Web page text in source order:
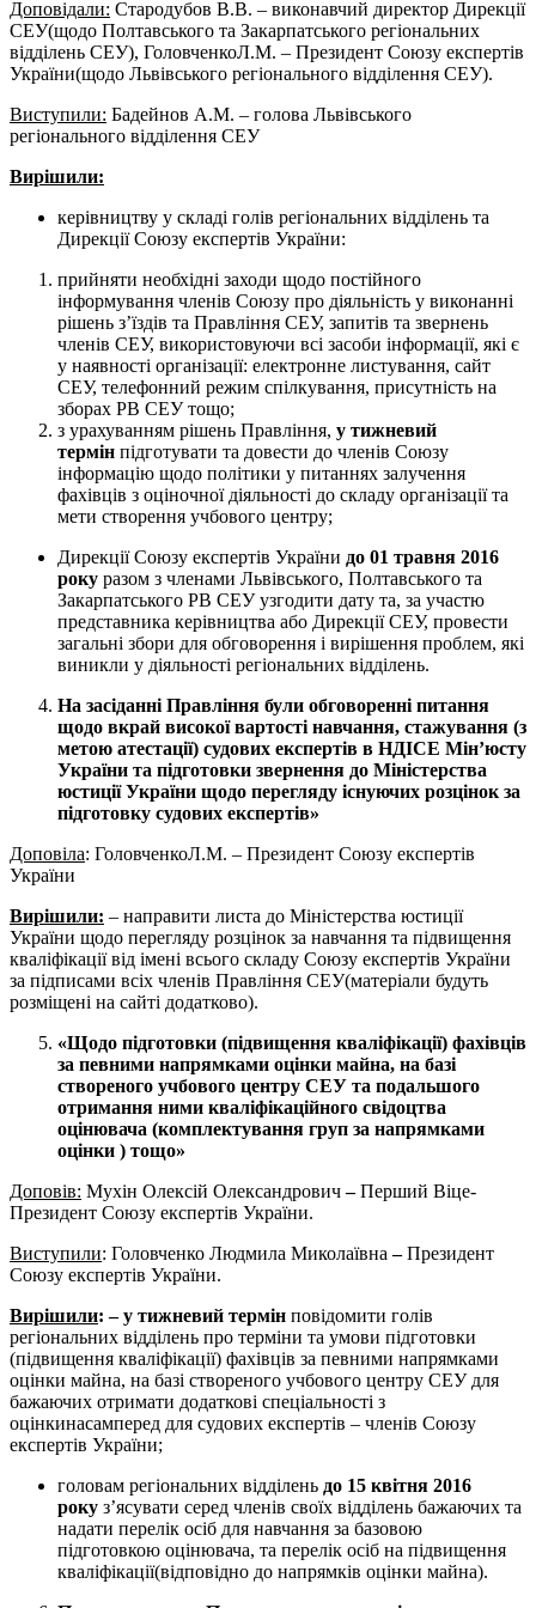
Доповідали: Стародубов В.В. – виконавчий директор Дирекції
СЕУ(щодо Полтавського та Закарпатського регіональних
відділень СЕУ), ГоловченкоЛ.М. – Президент Союзу експертів
України(щодо Львівського регіонального відділення СЕУ).
Виступили: Бадейнов А.М. – голова Львівського
регіонального відділення СЕУ
Вирішили:
керівництву у складі голів регіональних відділень та
Дирекції Союзу експертів України:
прийняти необхідні заходи щодо постійного
інформування членів Союзу про діяльність у виконанні
рішень з’їздів та Правління СЕУ, запитів та звернень
членів СЕУ, використовуючи всі засоби інформації, які є
у наявності організації: електронне листування, сайт
СЕУ, телефонний режим спілкування, присутність на
зборах РВ СЕУ тощо;
з урахуванням рішень Правління, у тижневий
термін підготувати та довести до членів Союзу
інформацію щодо політики у питаннях залучення
фахівців з оціночної діяльності до складу організації та
мети створення учбового центру;
Дирекції Союзу експертів України до 01 травня 2016
року разом з членами Львівського, Полтавського та
Закарпатського РВ СЕУ узгодити дату та, за участю
представника керівництва або Дирекції СЕУ, провести
загальні збори для обговорення і вирішення проблем, які
виникли у діяльності регіональних відділень.
На засіданні Правління були обговоренні питання
щодо вкрай високої вартості навчання, стажування (з
метою атестації) судових експертів в НДІСЕ Мін’юсту
України та підготовки звернення до Міністерства
юстиції України щодо перегляду існуючих розцінок за
підготовку судових експертів»
Доповіла: ГоловченкоЛ.М. – Президент Союзу експертів
України
Вирішили: – направити листа до Міністерства юстиції
України щодо перегляду розцінок за навчання та підвищення
кваліфікації від імені всього складу Союзу експертів України
за підписами всіх членів Правління СЕУ(матеріали будуть
розміщені на сайті додатково).
«Щодо підготовки (підвищення кваліфікації) фахівців
за певними напрямками оцінки майна, на базі
створеного учбового центру СЕУ та подальшого
отримання ними кваліфікаційного свідоцтва
оцінювача (комплектування груп за напрямками
оцінки ) тощо»
Доповів: Мухін Олексій Олександрович–Перший Віце-
Президент Союзу експертів України.
Виступили: Головченко Людмила Миколаївна–Президент
Союзу експертів України.
Вирішили: – у тижневий термін повідомити голів
регіональних відділень про терміни та умови підготовки
(підвищення кваліфікації) фахівців за певними напрямками
оцінки майна, на базі створеного учбового центру СЕУ для
бажаючих отримати додаткові спеціальності з
оцінкинасамперед для судових експертів – членів Союзу
експертів України;
головам регіональних відділень до 15 квітня 2016
року з’ясувати серед членів своїх відділень бажаючих та
надати перелік осіб для навчання за базовою
підготовкою оцінювача, та перелік осіб на підвищення
кваліфікації(відповідно до напрямків оцінки майна).